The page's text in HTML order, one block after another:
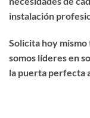
instalación
Solicita hoy
somos líderes en
la puerta perfecta